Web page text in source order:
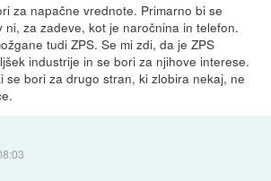
za napačne vrednote. Primarno bi se
ni, za zadeve, kot je naročnina in telefon.
tudi ZPS. Se mi zdi, da je ZPS
industrije in se bori za njihove interese.
se bori za drugo stran, ki zlobira nekaj, ne